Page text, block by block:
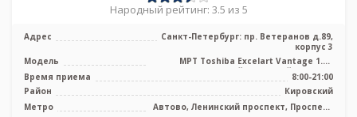
Народный рейтинг: 3.5 из 5
Адрес
Санкт-Петербург: пр. Ветеранов д.89,
корпус 3
Модель
МРТ Toshiba Excelart Vantage 1.5T
высокопольный закрытый тип, УЗИ
Время приема
8:00-21:00
Район
Кировский
Метро
Автово, Ленинский проспект, Проспект